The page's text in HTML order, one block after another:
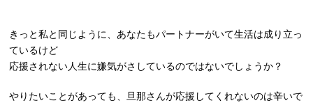
きっと私と同じように、あなたもパートナーがいて生活は成り立っ
ているけど
応援されない人生に嫌気がさしているのではないでしょうか？
やりたいことがあっても、旦那さんが応援してくれないのは辛いで